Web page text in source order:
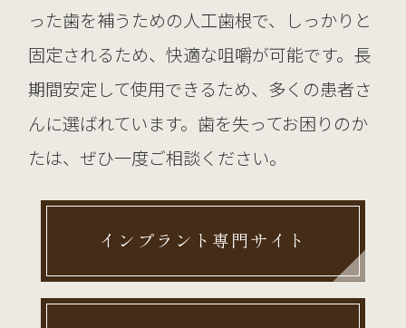
った歯を補うための人工歯根で、しっかりと
固定されるため、快適な咀嚼が可能です。長
期間安定して使用できるため、多くの患者さ
んに選ばれています。歯を失ってお困りのか
たは、ぜひ一度ご相談ください。
インプラント専門サイト